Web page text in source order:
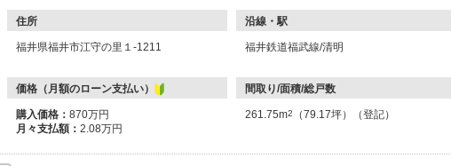
住所 沿線・駅
福井県福井市江守の里１-1211 福井鉄道福武線/清明
価格（月額のローン支払い） 間取り/面積/総戸数
購入価格： 870万円
月々支払額： 2.08万円
261.75m2 （79.17坪）（登記）